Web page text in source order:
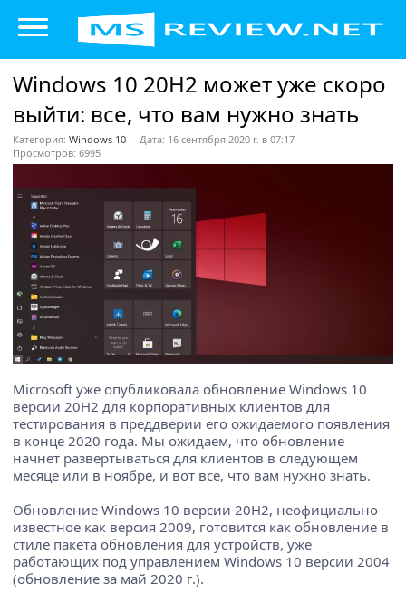
Windows 10 20H2 может уже скоро
выйти: все, что вам нужно знать
Категория: Windows 10
Дата: 16 сентября 2020 г. в 07:17
Просмотров: 6995
Microsoft уже опубликовала обновление Windows 10
версии 20H2 для корпоративных клиентов для
тестирования в преддверии его ожидаемого появления
в конце 2020 года. Мы ожидаем, что обновление
начнет развертываться для клиентов в следующем
месяце или в ноябре, и вот все, что вам нужно знать.
Обновление Windows 10 версии 20H2, неофициально
известное как версия 2009, готовится как обновление в
стиле пакета обновления для устройств, уже
работающих под управлением Windows 10 версии 2004
(обновление за май 2020 г.).